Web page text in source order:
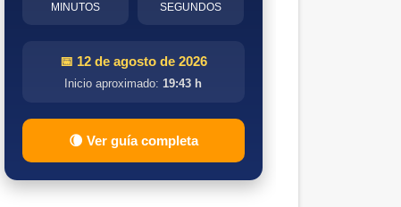
MINUTOS SEGUNDOS
📅 12 de agosto de 2026
Inicio aproximado:19:43 h
🌘 Ver guía completa